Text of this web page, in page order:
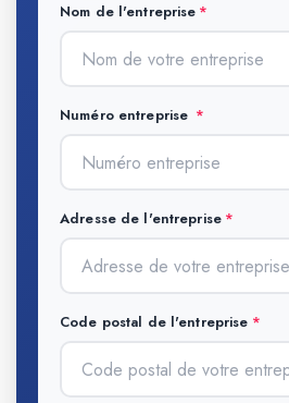
Nom de l'entreprise
Numéro entreprise
Adresse de l'entreprise
Code postal de l'entreprise